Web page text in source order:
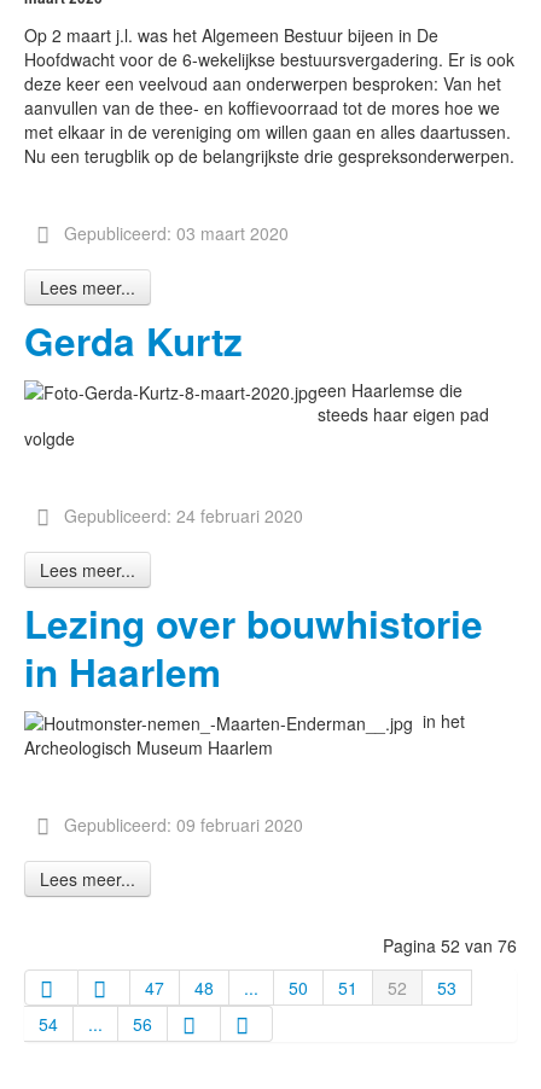
Op 2 maart j.l. was het Algemeen Bestuur bijeen in De
Hoofdwacht voor de 6-wekelijkse bestuursvergadering. Er is ook
deze keer een veelvoud aan onderwerpen besproken: Van het
aanvullen van de thee- en koffievoorraad tot de mores hoe we
met elkaar in de vereniging om willen gaan en alles daartussen.
Nu een terugblik op de belangrijkste drie gespreksonderwerpen.
Gepubliceerd: 03 maart 2020
Lees meer...
Gerda Kurtz
een Haarlemse die
steeds haar eigen pad
volgde
Gepubliceerd: 24 februari 2020
Lees meer...
Lezing over bouwhistorie
in Haarlem
in het
Archeologisch Museum Haarlem
Gepubliceerd: 09 februari 2020
Lees meer...
Pagina 52 van 76
47
48 ... 50 51 52
53
54
... 56